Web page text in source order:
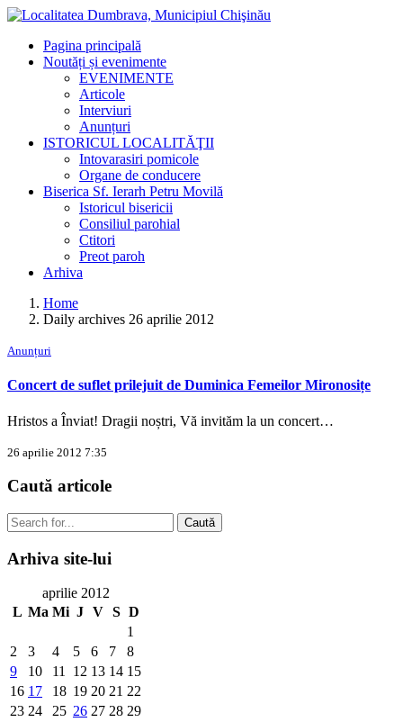
Pagina principală
Noutăți și evenimente
EVENIMENTE
Articole
Interviuri
Anunțuri
ISTORICUL LOCALITĂŢII
Intovarasiri pomicole
Organe de conducere
Biserica Sf. Ierarh Petru Movilă
Istoricul bisericii
Consiliul parohial
Ctitori
Preot paroh
Arhiva
Home
Daily archives 26 aprilie 2012
Anunțuri
Concert de suflet prilejuit de Duminica Femeilor Mironosițe
Hristos a Înviat! Dragii noștri, Vă invităm la un concert…
26 aprilie 2012 7:35
Caută articole
Caută
Arhiva site-lui
aprilie 2012
L Ma Mi J V S D
1
2
3 4 5 6 7
8
9
10 11 12 13 14 15
16 17 18 19 20 21 22
23 24 25 26 27 28 29